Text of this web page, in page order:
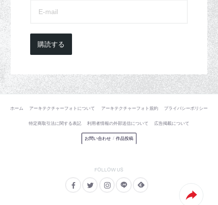
購読する
ホーム アーキテクチャーフォトについて アーキテクチャーフォト規約 プライバシーポリシー
特定商取引法に関する表記 利用者情報の外部送信について 広告掲載について
お問い合わせ / 作品投稿